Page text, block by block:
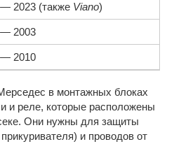
2023 (также Viano)
— 2003
— 2010
в монтажных блоках
и реле, которые расположены
Они нужны для защиты
и проводов от